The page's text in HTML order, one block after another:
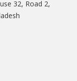
32, Road 2,